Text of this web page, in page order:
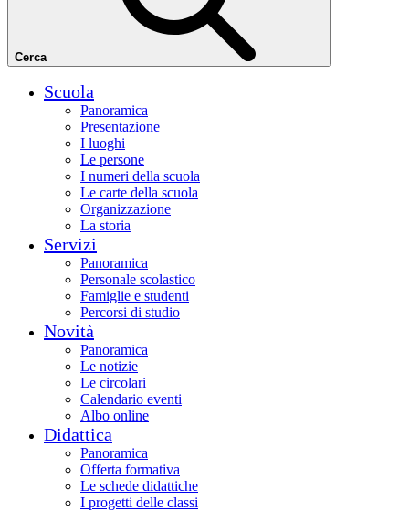
Cerca
Scuola
Panoramica
Presentazione
I luoghi
Le persone
I numeri della scuola
Le carte della scuola
Organizzazione
La storia
Servizi
Panoramica
Personale scolastico
Famiglie e studenti
Percorsi di studio
Novità
Panoramica
Le notizie
Le circolari
Calendario eventi
Albo online
Didattica
Panoramica
Offerta formativa
Le schede didattiche
I progetti delle classi